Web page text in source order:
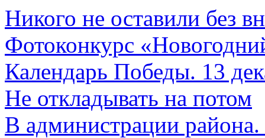
Никого не оставили без
Фотоконкурс
Календарь Победы. 13
Не откладывать на потом
В администрации